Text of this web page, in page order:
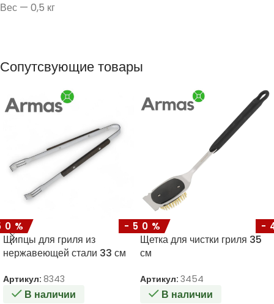
Вес — 0,5 кг
Сопутсвующие товары
Щипцы для гриля из
нержавеющей стали 33 см
Артикул: 8343
В наличии
-50%
Щетка для чистки гриля 35
см
Артикул: 3454
В наличии
-